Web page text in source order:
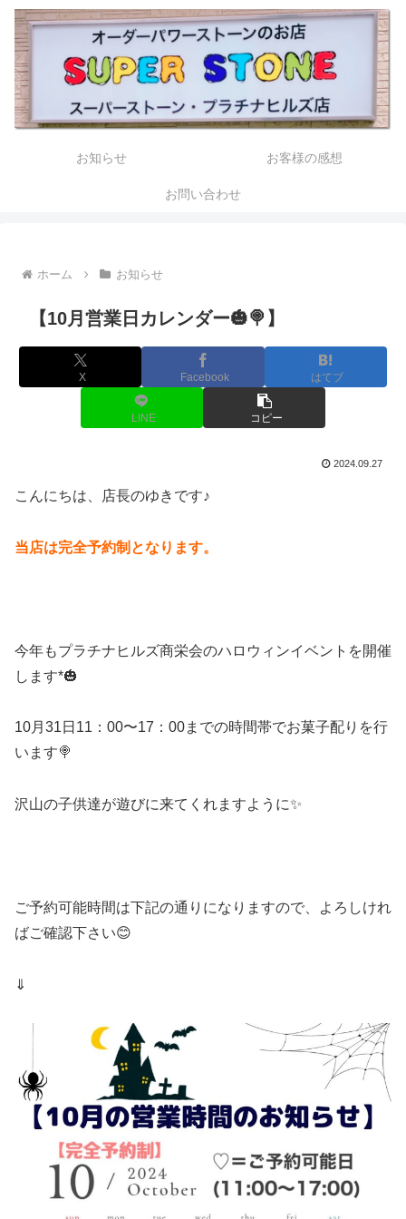
お知らせ お客様の感想
お問い合わせ
ホーム お知らせ
【10月営業日カレンダー🎃🍭】
X Facebook はてブ
LINE コピー
2024.09.27
こんにちは、店長のゆきです♪
当店は完全予約制となります。
今年もプラチナヒルズ商栄会のハロウィンイベントを開催
します*🎃
10月31日11：00〜17：00までの時間帯でお菓子配りを行
います🍭
沢山の子供達が遊びに来てくれますように✨
ご予約可能時間は下記の通りになりますので、よろしけれ
ばご確認下さい😊
⇓